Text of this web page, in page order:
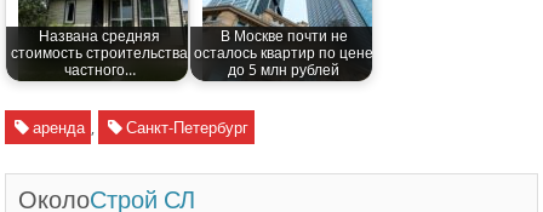
Названа средняя
стоимость строительства
частного…
В Москве почти не
осталось квартир по цене
до 5 млн рублей
аренда , Санкт-Петербург
ОколоСтрой СЛ